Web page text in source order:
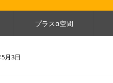
プラスα空間
月3日